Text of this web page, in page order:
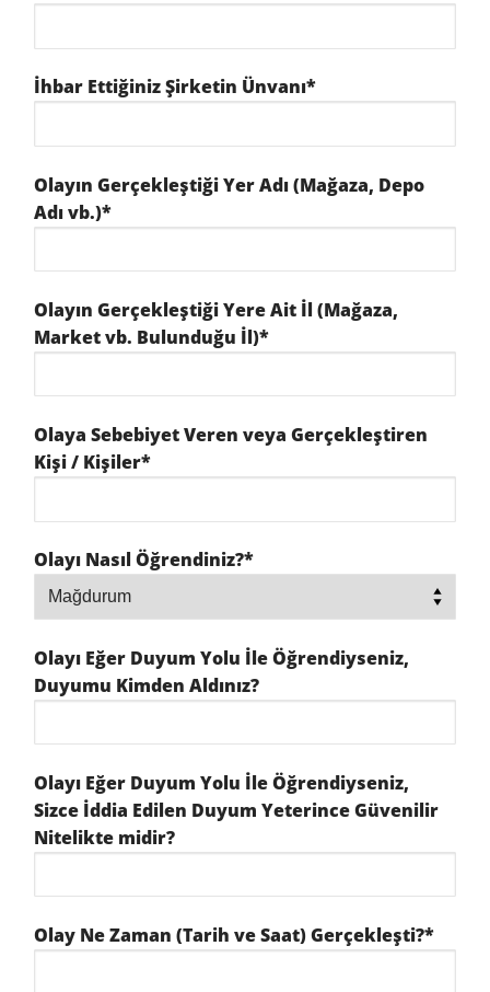
İhbar Ettiğiniz Şirketin Ünvanı*
Olayın Gerçekleştiği Yer Adı (Mağaza, Depo
Adı vb.)*
Olayın Gerçekleştiği Yere Ait İl (Mağaza,
Market vb. Bulunduğu İl)*
Olaya Sebebiyet Veren veya Gerçekleştiren
Kişi / Kişiler*
Olayı Nasıl Öğrendiniz?*
Olayı Eğer Duyum Yolu İle Öğrendiyseniz,
Duyumu Kimden Aldınız?
Olayı Eğer Duyum Yolu İle Öğrendiyseniz,
Sizce İddia Edilen Duyum Yeterince Güvenilir
Nitelikte midir?
Olay Ne Zaman (Tarih ve Saat) Gerçekleşti?*